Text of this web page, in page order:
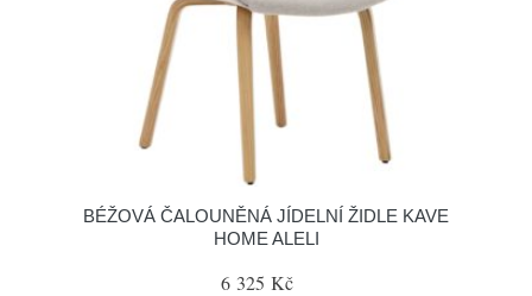
BÉŽOVÁ ČALOUNĚNÁ JÍDELNÍ ŽIDLE KAVE
HOME ALELI
6 325 Kč